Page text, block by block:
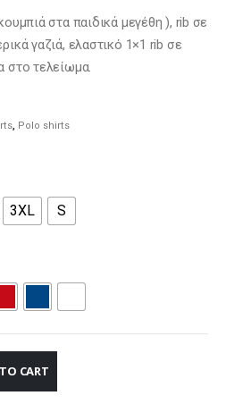
στα παιδικά μεγέθη ), rib σε
γαζιά, ελαστικό 1×1 rib σε
στο τελείωμα.
, Polo shirts
3XL S
CART